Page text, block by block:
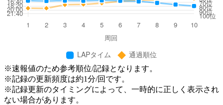
※速報値のため参考順位/記録となります。
※記録の更新頻度は約1分/回です。
※記録更新のタイミングによって、一時的に正しく表示され
ない場合があります。